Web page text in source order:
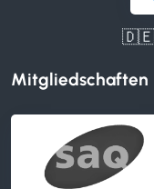
🇩🇪
Mitgliedschaften